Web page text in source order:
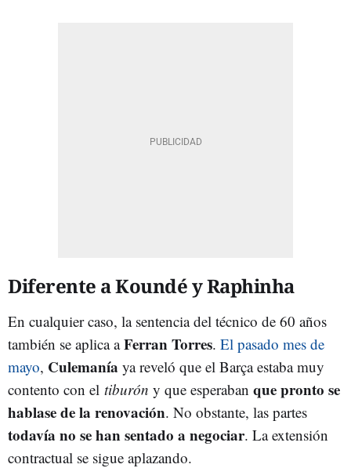
Diferente a Koundé y Raphinha
En cualquier caso, la sentencia del técnico de 60 años
también se aplica aFerran Torres. El pasado mes de
mayo, Culemanía ya reveló que el Barça estaba muy
contento con el tiburón y que esperaban que pronto se
hablase de la renovación. No obstante, las partes
todavía no se han sentado a negociar. La extensión
contractual se sigue aplazando.